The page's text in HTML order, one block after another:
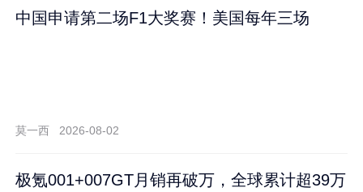
中国申请第二场F1大奖赛！美国每年三场
莫一西 2026-08-02
极氪001+007GT月销再破万，全球累计超39万